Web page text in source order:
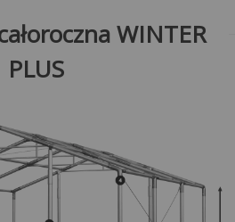
WINTER
PLUS